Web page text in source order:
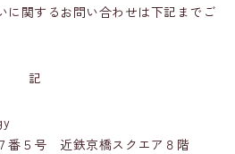
に関するお問い合わせは下記までご
記
番５号 近鉄京橋スクエア８階